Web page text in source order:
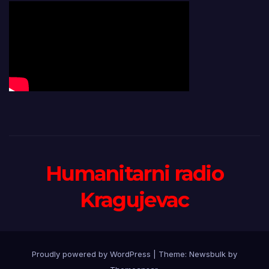
Humanitarni radio
Kragujevac
Proudly powered by WordPress Theme: Newsbulk by